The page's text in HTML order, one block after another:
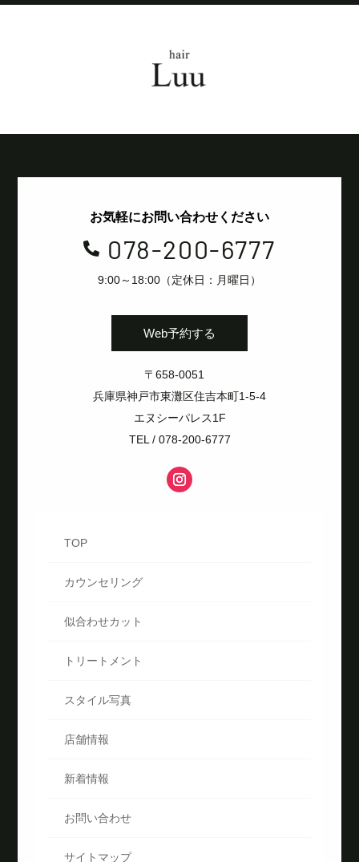
お気軽にお問い合わせください
 078-200-6777
9:00～18:00（定休日：月曜日）
Web予約する
〒658-0051
兵庫県神戸市東灘区住吉本町1-5-4
エヌシーパレス1F
TEL / 078-200-6777
TOP
カウンセリング
似合わせカット
トリートメント
スタイル写真
店舗情報
新着情報
お問い合わせ
サイトマップ